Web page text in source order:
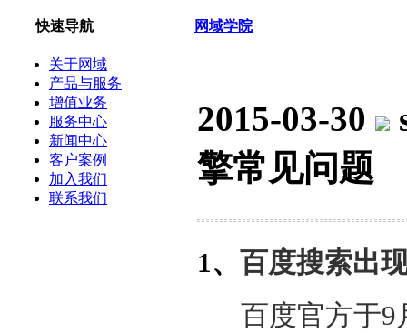
快速导航
关于网域
产品与服务
增值业务
服务中心
新闻中心
客户案例
加入我们
联系我们
网域学院
2015-03-30
擎常见问题
1、 百度搜索出
百度官方于9